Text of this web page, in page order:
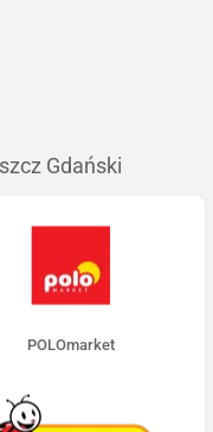
Gdański
POLOmarket